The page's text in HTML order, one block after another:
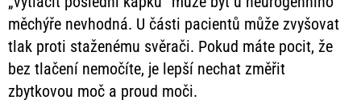
měchýře nevhodná. U části pacientů může zvyšovat
tlak proti staženému svěrači. Pokud máte pocit, že
bez tlačení nemočíte, je lepší nechat změřit
zbytkovou moč a proud moči.